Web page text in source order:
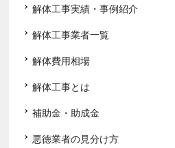
解体工事実績・事例紹介
解体工事業者一覧
解体費用相場
解体工事とは
補助金・助成金
悪徳業者の見分け方